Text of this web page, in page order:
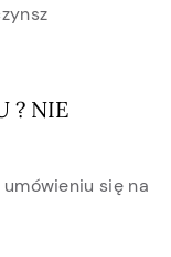
? NIE
się na